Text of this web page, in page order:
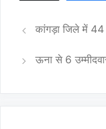
कांगड़ा जिले में 44
ऊना से 6